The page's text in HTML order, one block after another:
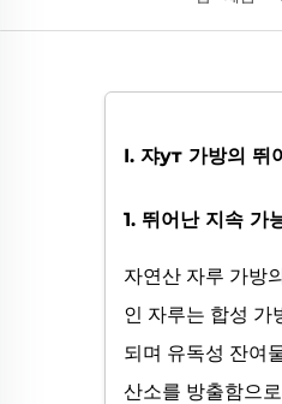
I. 쟈ут 가방의 뛰
1. 뛰어난 지속 가
자연산 자루 가방
인 자루는 합성 가
되며 유독성 잔여
산소를 방출함으